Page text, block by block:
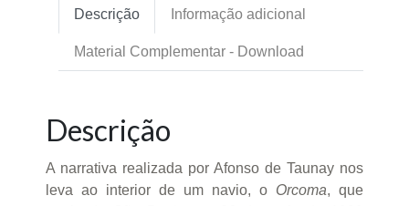
Descrição Informação adicional
Material Complementar - Download
Descrição
A narrativa realizada por Afonso de Taunay nos
leva ao interior de um navio, o Orcoma, que